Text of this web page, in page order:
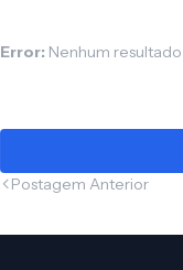
Error: Nenhum
Postagem Anterior